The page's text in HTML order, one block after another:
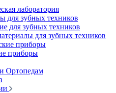
лаборатория
для зубных техников
для зубных техников
для зубных техников
приборы
Ортопедам